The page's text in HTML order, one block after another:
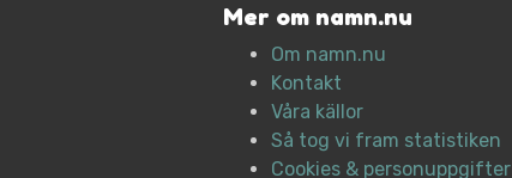
Mer om namn.nu
Om namn.nu
Kontakt
Våra källor
Så tog vi fram statistiken
Cookies & personuppgifter